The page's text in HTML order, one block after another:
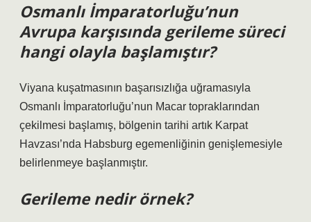
Osmanlı İmparatorluğu’nun
Avrupa karşısında gerileme süreci
hangi olayla başlamıştır?
Viyana kuşatmasının başarısızlığa uğramasıyla
Osmanlı İmparatorluğu’nun Macar topraklarından
çekilmesi başlamış, bölgenin tarihi artık Karpat
Havzası’nda Habsburg egemenliğinin genişlemesiyle
belirlenmeye başlanmıştır.
Gerileme nedir örnek?